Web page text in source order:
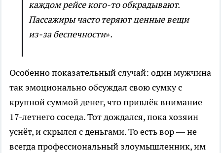
каждом рейсе кого-то обкрадывают.
Пассажиры часто теряют ценные вещи
из-за беспечности».
Особенно показательный случай: один мужчина
так эмоционально обсуждал свою сумку с
крупной суммой денег, что привлёк внимание
17-летнего соседа. Тот дождался, пока хозяин
уснёт, и скрылся с деньгами. То есть вор — не
всегда профессиональный злоумышленник, им